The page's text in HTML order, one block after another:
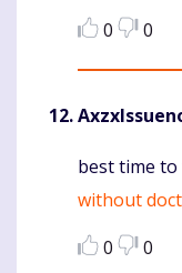
0
0
Komentaras
best time to
without
0
0